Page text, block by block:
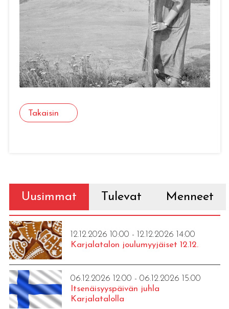
Takaisin
Uusimmat Tulevat Menneet
12.12.2026 10:00 - 12.12.2026 14:00
Karjalatalon joulumyyjäiset 12.12.
06.12.2026 12:00 - 06.12.2026 15:00
Itsenäisyyspäivän juhla
Karjalatalolla